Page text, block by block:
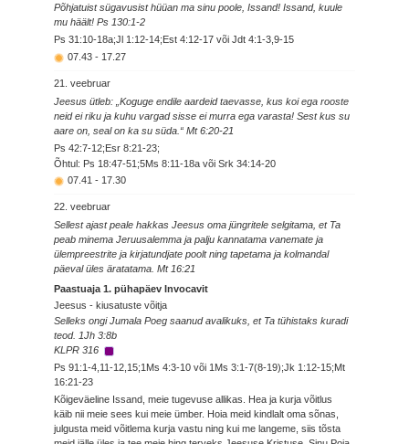
Põhjatuist sügavusist hüüan ma sinu poole, Issand! Issand, kuule
mu häält! Ps 130:1-2
Ps 31:10-18a;Jl 1:12-14;Est 4:12-17 või Jdt 4:1-3,9-15
07.43 - 17.27
21. veebruar
Jeesus ütleb: „Koguge endile aardeid taevasse, kus koi ega rooste
neid ei riku ja kuhu vargad sisse ei murra ega varasta! Sest kus su
aare on, seal on ka su süda.“ Mt 6:20-21
Ps 42:7-12;Esr 8:21-23;
Õhtul: Ps 18:47-51;5Ms 8:11-18a või Srk 34:14-20
07.41 - 17.30
22. veebruar
Sellest ajast peale hakkas Jeesus oma jüngritele selgitama, et Ta
peab minema Jeruusalemma ja palju kannatama vanemate ja
ülempreestrite ja kirjatundjate poolt ning tapetama ja kolmandal
päeval üles äratatama. Mt 16:21
Paastuaja 1. pühapäev Invocavit
Jeesus - kiusatuste võitja
Selleks ongi Jumala Poeg saanud avalikuks, et Ta tühistaks kuradi
teod. 1Jh 3:8b
KLPR 316
Ps 91:1-4,11-12,15;1Ms 4:3-10 või 1Ms 3:1-7(8-19);Jk 1:12-15;Mt
16:21-23
Kõigeväeline Issand, meie tugevuse allikas. Hea ja kurja võitlus
käib nii meie sees kui meie ümber. Hoia meid kindlalt oma sõnas,
julgusta meid võitlema kurja vastu ning kui me langeme, siis tõsta